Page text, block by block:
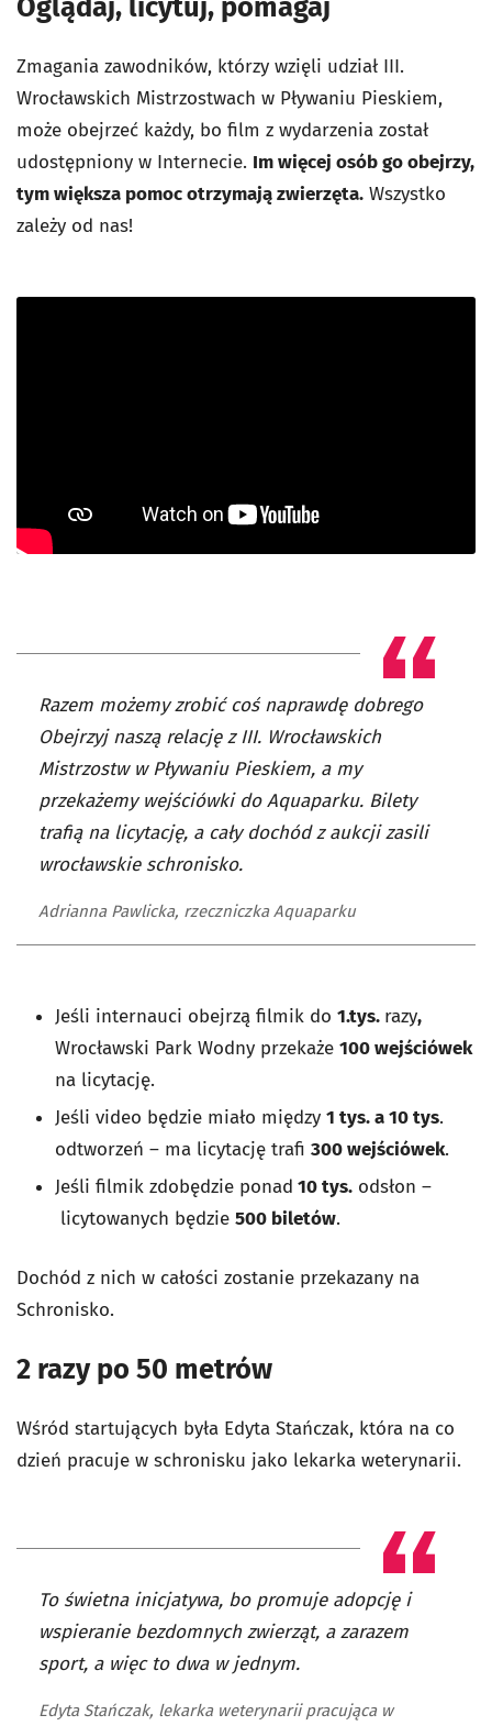
Oglądaj, licytuj, pomagaj
Zmagania zawodników, którzy wzięli udział III.
Wrocławskich Mistrzostwach w Pływaniu Pieskiem,
może obejrzeć każdy, bo film z wydarzenia został
udostępniony w Internecie. Im więcej osób go obejrzy,
tym większa pomoc otrzymają zwierzęta. Wszystko
zależy od nas!
Razem możemy zrobić coś naprawdę dobrego
Obejrzyj naszą relację z III. Wrocławskich
Mistrzostw w Pływaniu Pieskiem, a my
przekażemy wejściówki do Aquaparku. Bilety
trafią na licytację, a cały dochód z aukcji zasili
wrocławskie schronisko.
Adrianna Pawlicka, rzeczniczka Aquaparku
Jeśli internauci obejrzą filmik do 1.tys. razy,
Wrocławski Park Wodny przekaże 100 wejściówek
na licytację.
Jeśli video będzie miało między 1 tys. a 10 tys.
odtworzeń – ma licytację trafi 300 wejściówek.
Jeśli filmik zdobędzie ponad 10 tys. odsłon –
licytowanych będzie 500 biletów.
Dochód z nich w całości zostanie przekazany na
Schronisko.
2 razy po 50 metrów
Wśród startujących była Edyta Stańczak, która na co
dzień pracuje w schronisku jako lekarka weterynarii.
To świetna inicjatywa, bo promuje adopcję i
wspieranie bezdomnych zwierząt, a zarazem
sport, a więc to dwa w jednym.
Edyta Stańczak, lekarka weterynarii pracująca w